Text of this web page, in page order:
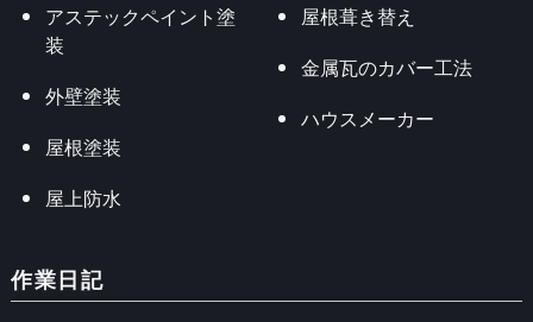
アステックペイント塗
装
外壁塗装
屋根塗装
屋上防水
屋根葺き替え
金属瓦のカバー工法
ハウスメーカー
作業日記